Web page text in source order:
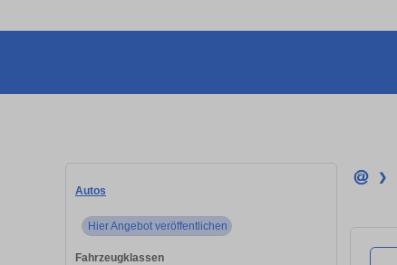
Autos
Hier Angebot veröffentlichen
Fahrzeugklassen
❯